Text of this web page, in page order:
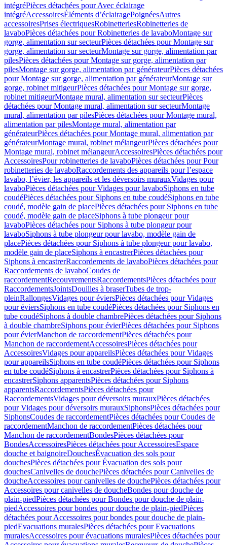
intégréPièces détachées pour Avec éclairage
intégréAccessoiresÉléments d’éclairagePoignéesAutres
accessoiresPrises électriquesRobinetteriesRobinetteries de
lavaboPièces détachées pour Robinetteries de lavaboMontage sur
gorge, alimentation sur secteurPièces détachées pour Montage sur
gorge, alimentation sur secteurMontage sur gorge, alimentation par
pilesPièces détachées pour Montage sur gorge, alimentation par
pilesMontage sur gorge, alimentation par générateurPièces détachées
pour Montage sur gorge, alimentation par générateurMontage sur
gorge, robinet mitigeurPièces détachées pour Montage sur gorge,
robinet mitigeurMontage mural, alimentation sur secteurPièces
détachées pour Montage mural, alimentation sur secteurMontage
mural, alimentation par pilesPièces détachées pour Montage mural,
alimentation par pilesMontage mural, alimentation par
générateurPièces détachées pour Montage mural, alimentation par
générateurMontage mural, robinet mélangeurPièces détachées pour
Montage mural, robinet mélangeurAccessoiresPièces détachées pour
AccessoiresPour robinetteries de lavaboPièces détachées pour Pour
robinetteries de lavaboRaccordements des appareils pour l’espace
lavabo, l’évier, les appareils et les déversoirs murauxVidages pour
lavaboPièces détachées pour Vidages pour lavaboSiphons en tube
coudéPièces détachées pour Siphons en tube coudéSiphons en tube
coudé, modèle gain de placePièces détachées pour Siphons en tube
coudé, modèle gain de placeSiphons à tube plongeur pour
lavaboPièces détachées pour Siphons à tube plongeur pour
lavaboSiphons à tube plongeur pour lavabo, modèle gain de
placePièces détachées pour Siphons à tube plongeur pour lavabo,
modèle gain de placeSiphons à encastrerPièces détachées pour
Siphons à encastrerRaccordements de lavaboPièces détachées pour
Raccordements de lavaboCoudes de
raccordementRecouvrementsRaccordementsPièces détachées pour
RaccordementsJointsDouilles à braserTubes de trop-
pleinRallongesVidages pour éviersPièces détachées pour Vidages
pour éviersSiphons en tube coudéPièces détachées pour Siphons en
tube coudéSiphons à double chambrePièces détachées pour Siphons
à double chambreSiphons pour évierPièces détachées pour Siphons
pour évierManchon de raccordementPièces détachées pour
Manchon de raccordementAccessoiresPièces détachées pour
AccessoiresVidages pour appareilsPièces détachées pour Vidages
pour appareilsSiphons en tube coudéPièces détachées pour Siphons
en tube coudéSiphons à encastrerPièces détachées pour Siphons à
encastrerSiphons apparentsPièces détachées pour Siphons
apparentsRaccordementsPièces détachées pour
RaccordementsVidages pour déversoirs murauxPièces détachées
pour Vidages pour déversoirs murauxSiphonsPièces détachées pour
SiphonsCoudes de raccordementPièces détachées pour Coudes de
raccordementManchon de raccordementPièces détachées pour
Manchon de raccordementBondesPièces détachées pour
BondesAccessoiresPièces détachées pour AccessoiresEspace
douche et baignoireDouchesÉvacuation des sols pour
douchesPièces détachées pour Évacuation des sols pour
douchesCanivelles de douchePièces détachées pour Canivelles de
doucheAccessoires pour canivelles de douchePièces détachées pour
Accessoires pour canivelles de doucheBondes pour douche de
plain-piedPièces détachées pour Bondes pour douche de plain-
piedAccessoires pour bondes pour douche de plain-piedPièces
détachées pour Accessoires pour bondes pour douche de plain-
piedEvacuations muralesPièces détachées pour Evacuations
muralesAccessoires pour évacuations muralesPièces détachées pour